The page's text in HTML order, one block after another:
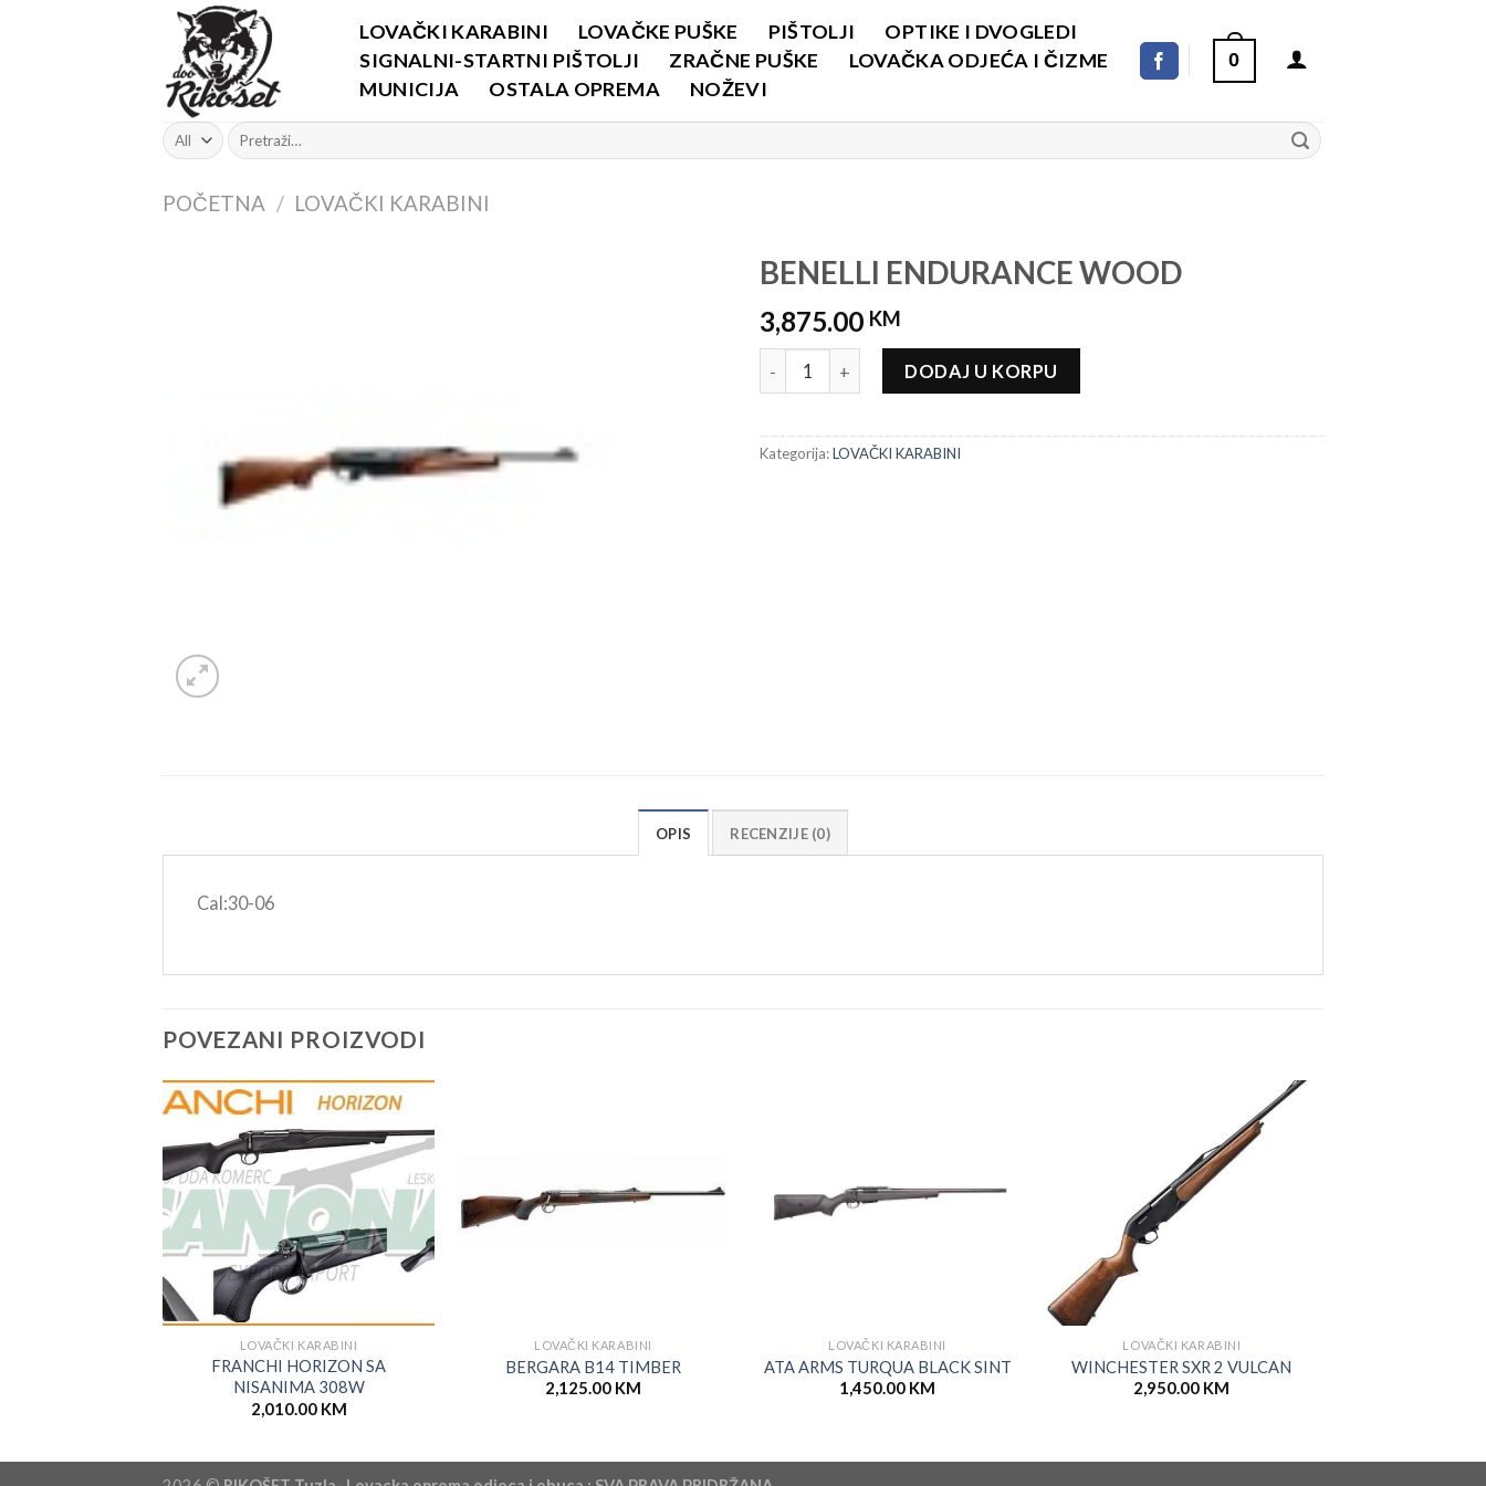
LOVAČKI KARABINI LOVAČKE PUŠKE PIŠTOLJI
OPTIKE I DVOGLEDI
SIGNALNI-STARTNI PIŠTOLJI
ZRAČNE PUŠKE
LOVAČKA ODJEĆA I ČIZME
MUNICIJA
OSTALA OPREMA NOŽEVI
0
Pretraži:
POČETNA / LOVAČKI KARABINI
BENELLI ENDURANCE WOOD
3,875.00 KM
BENELLI ENDURANCE WOOD količina
DODAJ U KORPU
Kategorija:LOVAČKI KARABINI
OPIS RECENZIJE (0)
Cal:30-06
POVEZANI PROIZVODI
LOVAČKI KARABINI
FRANCHI HORIZON SA
NISANIMA 308W
2,010.00 KM
LOVAČKI KARABINI
BERGARA B14 TIMBER
2,125.00 KM
LOVAČKI KARABINI
ATA ARMS TURQUA BLACK SINT
1,450.00 KM
LOVAČKI KARABINI
WINCHESTER SXR 2 VULCAN
2,950.00 KM